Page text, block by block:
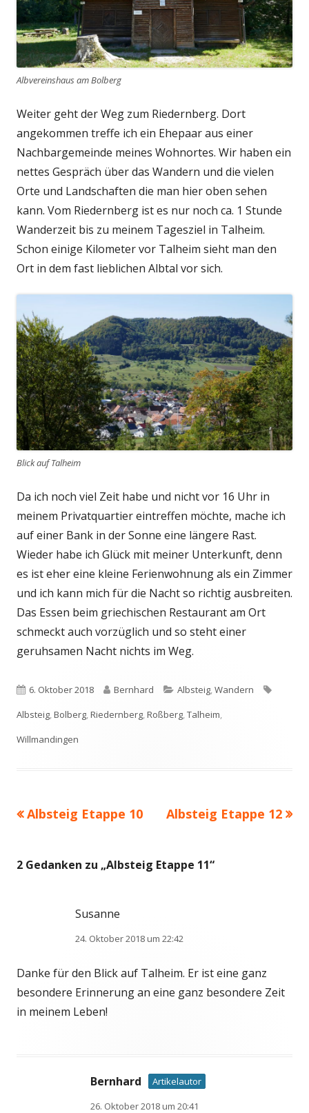
Albvereinshaus am Bolberg
Weiter geht der Weg zum Riedernberg. Dort
angekommen treffe ich ein Ehepaar aus einer
Nachbargemeinde meines Wohnortes. Wir haben ein
nettes Gespräch über das Wandern und die vielen
Orte und Landschaften die man hier oben sehen
kann. Vom Riedernberg ist es nur noch ca. 1 Stunde
Wanderzeit bis zu meinem Tagesziel in Talheim.
Schon einige Kilometer vor Talheim sieht man den
Ort in dem fast lieblichen Albtal vor sich.
Blick auf Talheim
Da ich noch viel Zeit habe und nicht vor 16 Uhr in
meinem Privatquartier eintreffen möchte, mache ich
auf einer Bank in der Sonne eine längere Rast.
Wieder habe ich Glück mit meiner Unterkunft, denn
es ist eher eine kleine Ferienwohnung als ein Zimmer
und ich kann mich für die Nacht so richtig ausbreiten.
Das Essen beim griechischen Restaurant am Ort
schmeckt auch vorzüglich und so steht einer
geruhsamen Nacht nichts im Weg.
Veröffentlicht
am
6. Oktober 2018 Autor
Bernhard Kategorien
Albsteig Wandern
Albsteig Bolberg Riedernberg Roßberg Talheim
Willmandingen
Beitragsnavigation
Vorheriger
Albsteig Etappe 10
Nächster
Albsteig Etappe 12
2 Gedanken zu „Albsteig Etappe 11“
Susanne
24. Oktober 2018 um 22:42
Danke für den Blick auf Talheim. Er ist eine ganz
besondere Erinnerung an eine ganz besondere Zeit
in meinem Leben!
Bernhard
Artikelautor
26. Oktober 2018 um 20:41